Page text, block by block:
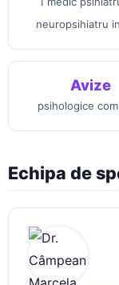
neuropsihiatru
Avize
psihologice
Echipa de